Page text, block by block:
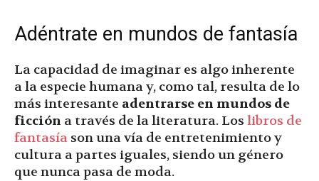
Adéntrate en mundos de fantasía
La capacidad de imaginar es algo inherente
a la especie humana y, como tal, resulta de lo
más interesante adentrarse en mundos de
ficción a través de la literatura. Los libros de
fantasía son una vía de entretenimiento y
cultura a partes iguales, siendo un género
que nunca pasa de moda.